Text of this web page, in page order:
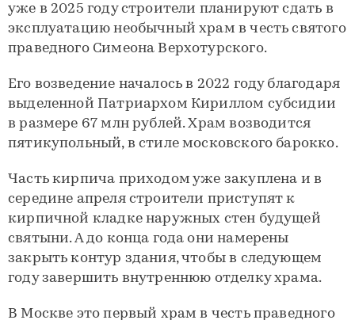
уже в 2025 году строители планируют сдать в
эксплуатацию необычный храм в честь святого
праведного Симеона Верхотурского.
Его возведение началось в 2022 году благодаря
выделенной Патриархом Кириллом субсидии
в размере 67 млн рублей. Храм возводится
пятикупольный, в стиле московского барокко.
Часть кирпича приходом уже закуплена и в
середине апреля строители приступят к
кирпичной кладке наружных стен будущей
святыни. А до конца года они намерены
закрыть контур здания, чтобы в следующем
году завершить внутреннюю отделку храма.
В Москве это первый храм в честь праведного